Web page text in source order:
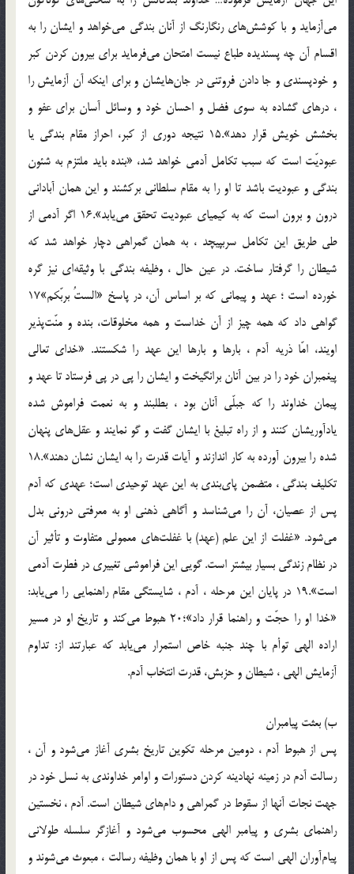
مى‌آزمايد و با كوشش‌هاى رنگارنگ از آنان بندگى مى‌خواهد و ايشان را به
اقسام آن چه پسنديده طباع نيست امتحان مى‌فرمايد براى بيرون كردن كبر
و خودپسندى و جا دادن فروتنى در جان‌هايشان و براى اينكه آن آزمايش را
، درهاى گشاده به سوى فضل و احسان خود و وسائل آسان براى عفو و
بخشش خويش قرار دهد».15 نتيجه دورى از كبر، احراز مقام بندگى يا
عبوديّت است كه سبب تكامل آدمى خواهد شد، «بنده بايد ملتزم به شئون
بندگى و عبوديت باشد تا او را به مقام سلطانى بركشند و اين همان آبادانى
درون و برون است كه به كيمياى عبوديت تحقق مى‌يابد».16 اگر آدمى از
طى طريق اين تكامل سربپيچد ، به همان گمراهى دچار خواهد شد كه
شيطان را گرفتار ساخت. در عين حال ، وظيفه بندگى با وثيقه‌اى نيز گره
خورده است ؛ عهد و پيمانى كه بر اساس آن، در پاسخ «الستُ بربّكم»17
گواهى داد كه همه چيز از آن خداست و همه مخلوقات، بنده و منّت‌پذير
اويند، امّا ذريه آدم ، بارها و بارها اين عهد را شكستند. «خداى تعالى
پيغمبران خود را در بين آنان برانگيخت و ايشان را پى در پى فرستاد تا عهد و
پيمان خداوند را كه جبلّى آنان بود ، بطلبند و به نعمت فراموش شده
يادآوريشان كنند و از راه تبليغ با ايشان گفت و گو نمايند و عقل‌هاى پنهان
شده را بيرون آورده به كار اندازند و آيات قدرت را به ايشان نشان دهند».18
تكليف بندگى ، متضمن پاى‌بندى به اين عهد توحيدى است؛ عهدى كه آدم
پس از عصيان، آن را مى‌شناسد و آگاهى ذهنى او به معرفتى درونى بدل
مى‌شود. «غفلت از اين علم (عهد) با غفلت‌هاى معمولى متفاوت و تأثير آن
در نظام زندگى بسيار بيشتر است. گويى اين فراموشى تغييرى در فطرت آدمى
است».19 در پايان اين مرحله ، آدم ، شايستگى مقام راهنمايى را مى‌يابد:
«خدا او را حجّت و راهنما قرار داد»؛20 هبوط مى‌كند و تاريخ او در مسير
اراده الهى توأم با چند جنبه خاص استمرار مى‌يابد كه عبارتند از: تداوم
آزمايش الهى ، شيطان و حزبش، قدرت انتخاب آدم.
ب) بعثت پيامبران‌
پس از هبوط آدم ، دومين مرحله تكوين تاريخ بشرى آغاز مى‌شود و آن ،
رسالت آدم در زمينه نهادينه كردن دستورات و اوامر خداوندى به نسل خود در
جهت نجات آنها از سقوط در گمراهى و دام‌هاى شيطان است. آدم ، نخستين
راهنماى بشرى و پيامبر الهى محسوب مى‌شود و آغازگر سلسله طولانى
پيام‌آوران الهى است كه پس از او با همان وظيفه رسالت ، مبعوث مى‌شوند و